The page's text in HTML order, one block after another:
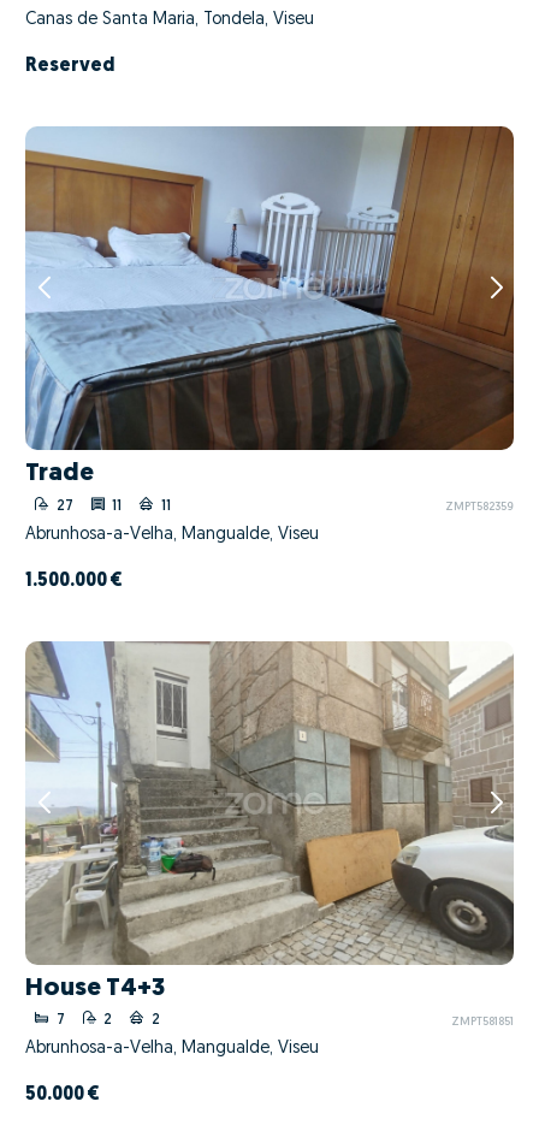
Canas de Santa Maria, Tondela, Viseu
Reserved
Trade
27 11 11 ZMPT582359
Abrunhosa-a-Velha, Mangualde, Viseu
1.500.000 €
House T4+3
7 2 2 ZMPT581851
Abrunhosa-a-Velha, Mangualde, Viseu
50.000 €